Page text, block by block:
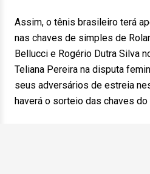
Assim, o tênis brasileiro terá
nas chaves de simples de
Bellucci e Rogério Dutra Silva
Teliana Pereira na disputa
seus adversários de estreia
haverá o sorteio das chaves do